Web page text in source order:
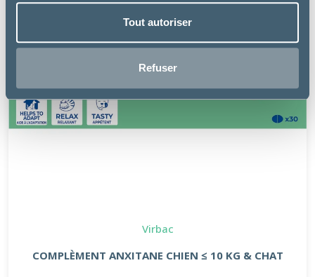
Tout autoriser
Refuser
Virbac
COMPLÈMENT ANXITANE CHIEN ≤ 10 KG & CHAT